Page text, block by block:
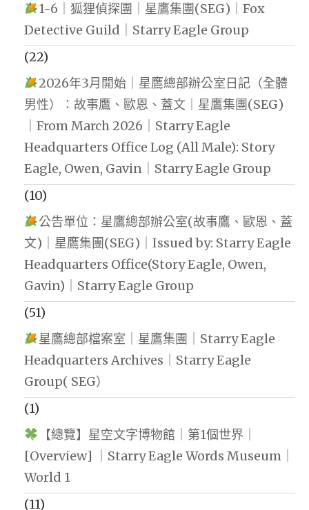
1-6｜狐狸偵探團｜星鷹集團(SEG)｜Fox
Detective Guild｜Starry Eagle Group
(22)
2026年3月開始｜星鷹總部辦公室日記（全體
男性）：故事鷹、歐恩、蓋文｜星鷹集團(SEG)
｜From March 2026｜Starry Eagle
Headquarters Office Log (All Male): Story
Eagle, Owen, Gavin｜Starry Eagle Group
(10)
公告單位：星鷹總部辦公室(故事鷹、歐恩、蓋
文)｜星鷹集團(SEG)｜Issued by: Starry Eagle
Headquarters Office(Story Eagle, Owen,
Gavin)｜Starry Eagle Group
(51)
星鷹總部檔案室｜星鷹集團｜Starry Eagle
Headquarters Archives｜Starry Eagle
Group( SEG）
(1)
【總覽】星空文字博物館｜第1個世界｜
[Overview] ｜Starry Eagle Words Museum｜
World 1
(11)